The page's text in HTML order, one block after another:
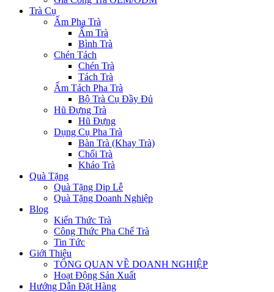
Trà Cụ
Ấm Pha Trà
Ấm Trà
Bình Trà
Chén Tách
Chén Trà
Tách Trà
Ấm Tách Pha Trà
Bộ Trà Cụ Đầy Đủ
Hũ Đựng Trà
Hũ Đựng
Dụng Cụ Pha Trà
Bàn Trà (Khay Trà)
Chổi Trà
Kháo Trà
Quà Tặng
Quà Tặng Dịp Lễ
Quà Tặng Doanh Nghiệp
Blog
Kiến Thức Trà
Công Thức Pha Chế Trà
Tin Tức
Giới Thiệu
TỔNG QUAN VỀ DOANH NGHIỆP
Hoạt Động Sản Xuất
Hướng Dẫn Đặt Hàng